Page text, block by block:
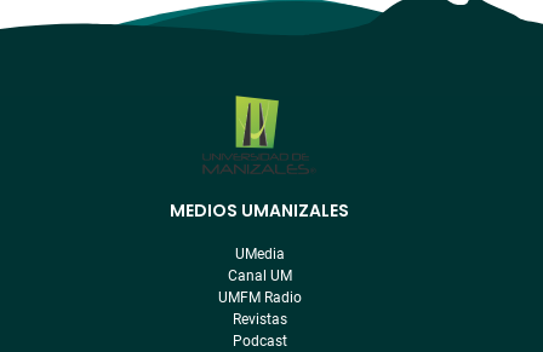
MEDIOS UMANIZALES
UMedia
Canal UM
UMFM Radio
Revistas
Podcast